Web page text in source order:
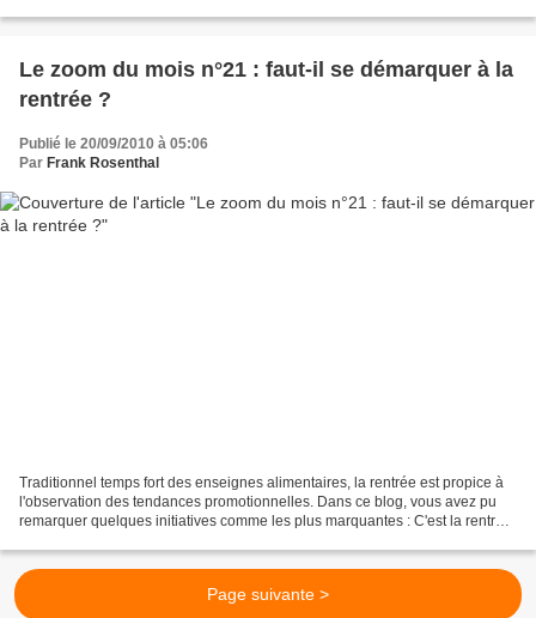
Le zoom du mois n°21 : faut-il se démarquer à la
rentrée ?
Publié le 20/09/2010 à 05:06
Par Frank Rosenthal
Traditionnel temps fort des enseignes alimentaires, la rentrée est propice à
l'observation des tendances promotionnelles. Dans ce blog, vous avez pu
remarquer quelques initiatives comme les plus marquantes : C'est la rentrée
Page suivante >